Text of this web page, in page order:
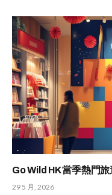
Go Wild HK 當季熱門
29 5 月, 2026